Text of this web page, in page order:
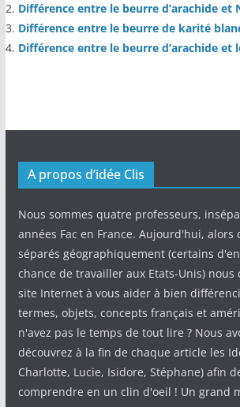
Différence entre le beurre d’arachide et
Différence entre le beurre de karité
Différence entre le beurre d’arachide et
A propos d’idée Clis
Nous sommes quatre professeurs,
années Fac en France. Aujourd'hui, alors
séparés géographiquement (certains
chance de travailler aux Etats-Unis) nous
site Internet à vous aider à bien
termes, objets, concepts français et
n'avez pas le temps de tout lire ? Nous
découvrez à la fin de chaque article les
Charlotte, Lucie, Isidore, Stéphane) afin
comprendre en un clin d'oeil ! Un grand